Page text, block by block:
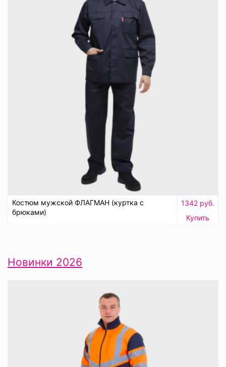
Костюм мужской ФЛАГМАН (куртка с
брюками)
1342 руб.
Купить
Новинки 2026